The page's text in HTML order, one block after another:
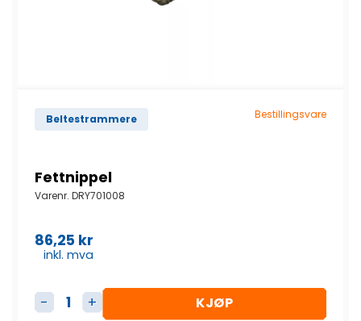
Beltestrammere Bestillingsvare
Fettnippel
Varenr. DRY701008
86,25 kr
inkl. mva
Fettnippel antall KJØP